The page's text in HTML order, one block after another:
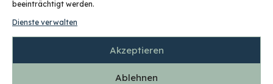
beeinträchtigt werden.
Dienste verwalten
Akzeptieren
Ablehnen
ESSEN WIE IN DEN BESTEN LOKALEN